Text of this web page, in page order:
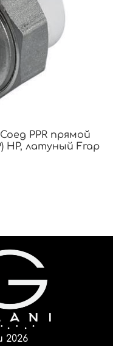
PPR прямой
НР, латуный Frap
2026